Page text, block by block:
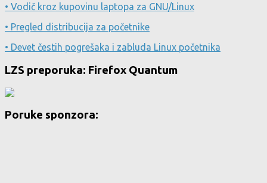
• Vodič kroz kupovinu laptopa za GNU/Linux
• Pregled distribucija za početnike
• Devet čestih pogrešaka i zabluda Linux početnika
LZS preporuka: Firefox Quantum
Poruke sponzora: